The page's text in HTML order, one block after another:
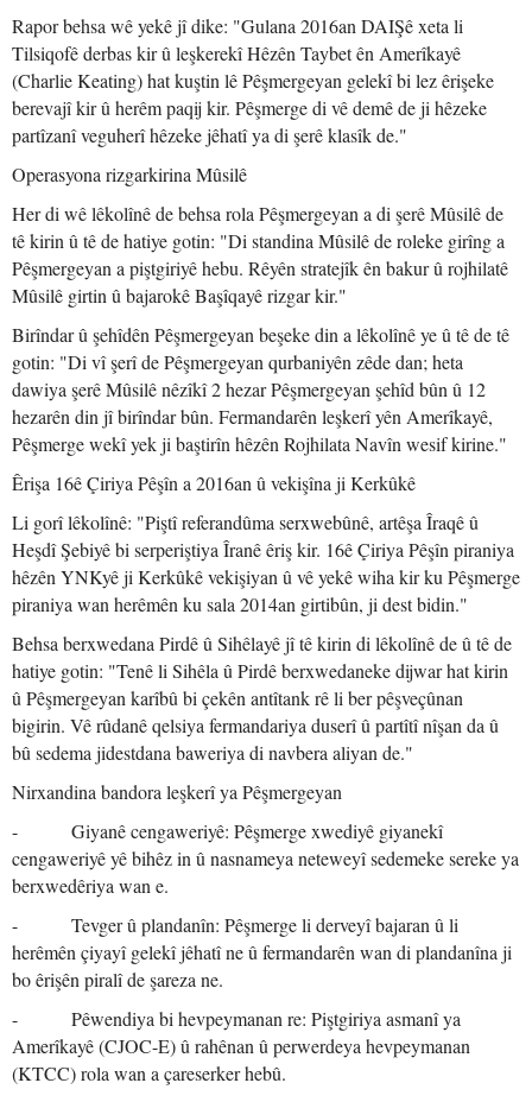
Rapor behsa wê yekê jî dike: "Gulana 2016an DAIŞê xeta li
Tilsiqofê derbas kir û leşkerekî Hêzên Taybet ên Amerîkayê
(Charlie Keating) hat kuştin lê Pêşmergeyan gelekî bi lez êrişeke
berevajî kir û herêm paqij kir. Pêşmerge di vê demê de ji hêzeke
partîzanî veguherî hêzeke jêhatî ya di şerê klasîk de."
Operasyona rizgarkirina Mûsilê
Her di wê lêkolînê de behsa rola Pêşmergeyan a di şerê Mûsilê de
tê kirin û tê de hatiye gotin: "Di standina Mûsilê de roleke girîng a
Pêşmergeyan a piştgiriyê hebu. Rêyên stratejîk ên bakur û rojhilatê
Mûsilê girtin û bajarokê Başîqayê rizgar kir."
Birîndar û şehîdên Pêşmergeyan beşeke din a lêkolînê ye û tê de tê
gotin: "Di vî şerî de Pêşmergeyan qurbaniyên zêde dan; heta
dawiya şerê Mûsilê nêzîkî 2 hezar Pêşmergeyan şehîd bûn û 12
hezarên din jî birîndar bûn. Fermandarên leşkerî yên Amerîkayê,
Pêşmerge wekî yek ji baştirîn hêzên Rojhilata Navîn wesif kirine."
Êrişa 16ê Çiriya Pêşîn a 2016an û vekişîna ji Kerkûkê
Li gorî lêkolînê: "Piştî referandûma serxwebûnê, artêşa Îraqê û
Heşdî Şebiyê bi serperiştiya Îranê êriş kir. 16ê Çiriya Pêşîn piraniya
hêzên YNKyê ji Kerkûkê vekişiyan û vê yekê wiha kir ku Pêşmerge
piraniya wan herêmên ku sala 2014an girtibûn, ji dest bidin."
Behsa berxwedana Pirdê û Sihêlayê jî tê kirin di lêkolînê de û tê de
hatiye gotin: "Tenê li Sihêla û Pirdê berxwedaneke dijwar hat kirin
û Pêşmergeyan karîbû bi çekên antîtank rê li ber pêşveçûnan
bigirin. Vê rûdanê qelsiya fermandariya duserî û partîtî nîşan da û
bû sedema jidestdana baweriya di navbera aliyan de."
Nirxandina bandora leşkerî ya Pêşmergeyan
- Giyanê cengaweriyê: Pêşmerge xwediyê giyanekî
cengaweriyê yê bihêz in û nasnameya neteweyî sedemeke sereke ya
berxwedêriya wan e.
- Tevger û plandanîn: Pêşmerge li derveyî bajaran û li
herêmên çiyayî gelekî jêhatî ne û fermandarên wan di plandanîna ji
bo êrişên piralî de şareza ne.
- Pêwendiya bi hevpeymanan re: Piştgiriya asmanî ya
Amerîkayê (CJOC-E) û rahênan û perwerdeya hevpeymanan
(KTCC) rola wan a çareserker hebû.